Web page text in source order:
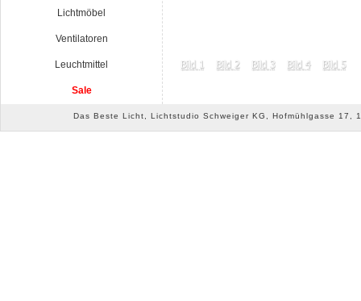
Lichtmöbel
Ventilatoren
Leuchtmittel
Sale
Das Beste Licht, Lichtstudio Schweiger KG, Hofmühlgasse